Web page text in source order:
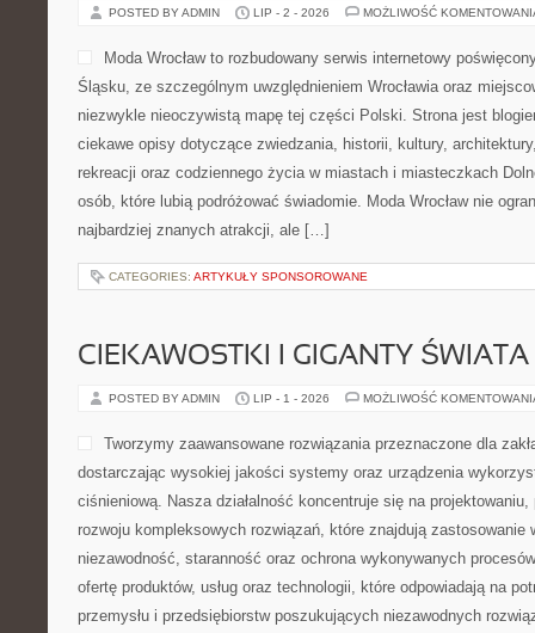
POSTED BY ADMIN LIP - 2 - 2026 MOŻLIWOŚĆ
Moda Wrocław to rozbudowany serwis internetowy
Śląsku, ze szczególnym uwzględnieniem Wrocławia oraz
niezwykle nieoczywistą mapę tej części Polski. Strona jest
ciekawe opisy dotyczące zwiedzania, historii, kultury,
rekreacji oraz codziennego życia w miastach i miasteczkach
osób, które lubią podróżować świadomie. Moda Wrocław nie
najbardziej znanych atrakcji, ale […]
CATEGORIES: ARTYKUŁY SPONSOROWANE
CIEKAWOSTKI I GIGANTY ŚWIATA
POSTED BY ADMIN LIP - 1 - 2026 MOŻLIWOŚĆ
Tworzymy zaawansowane rozwiązania przeznaczone dla
dostarczając wysokiej jakości systemy oraz urządzenia
ciśnieniową. Nasza działalność koncentruje się na
rozwoju kompleksowych rozwiązań, które znajdują
niezawodność, staranność oraz ochrona wykonywanych
ofertę produktów, usług oraz technologii, które odpowiadają na
przemysłu i przedsiębiorstw poszukujących niezawodnych